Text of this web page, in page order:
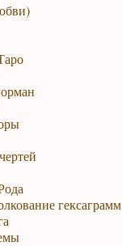
гексаграмм